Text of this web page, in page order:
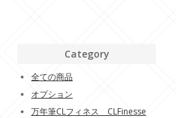
Category
全ての商品
オプション
万年筆CLフィネス CLFinesse